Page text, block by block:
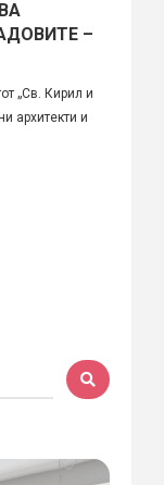
–
„Св. Кирил и
архитекти и